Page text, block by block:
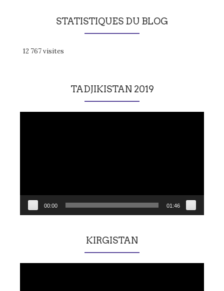
STATISTIQUES DU BLOG
12 767 visites
TADJIKISTAN 2019
00:00 01:46
KIRGISTAN